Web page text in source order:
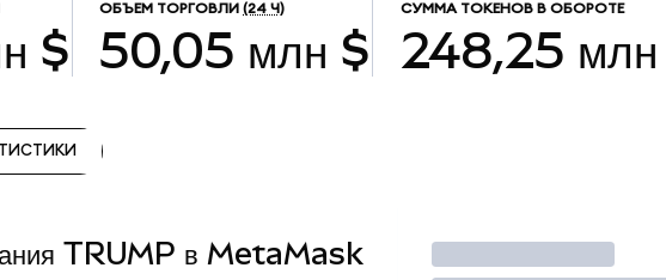
$
ОБЪЕМ ТОРГОВЛИ (24 Ч)
50,05 млн $
СУММА ТОКЕНОВ В ОБОРОТЕ
248,25 млн
TRUMP в MetaMask Торговать